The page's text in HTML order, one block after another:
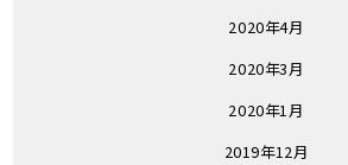
2020年4月
2020年3月
2020年1月
2019年12月